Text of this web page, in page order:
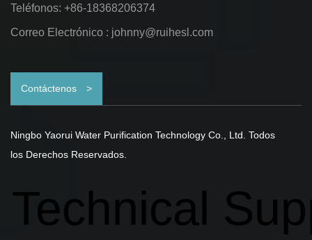
Teléfonos: +86-18368206374
Correo Electrónico : johnny@ruihesl.com
Contáctenos >
Ningbo Yaorui Water Purification Technology Co., Ltd. Todos
los Derechos Reservados.
Technical